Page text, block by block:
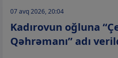
07 avq 2026, 20:04
Kadırovun oğluna
Qəhrəmanı” adı